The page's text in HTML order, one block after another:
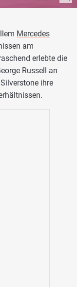
Mercedes
am
erlebte die
Russell an
ihre